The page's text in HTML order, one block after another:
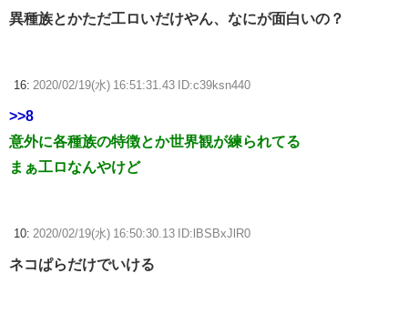
異種族とかただ工ロいだけやん、なにが面白いの？
16: 2020/02/19(水) 16:51:31.43 ID:c39ksn440
>>8
意外に各種族の特徴とか世界観が練られてる
まぁ工ロなんやけど
10: 2020/02/19(水) 16:50:30.13 ID:lBSBxJlR0
ネコぱらだけでいける